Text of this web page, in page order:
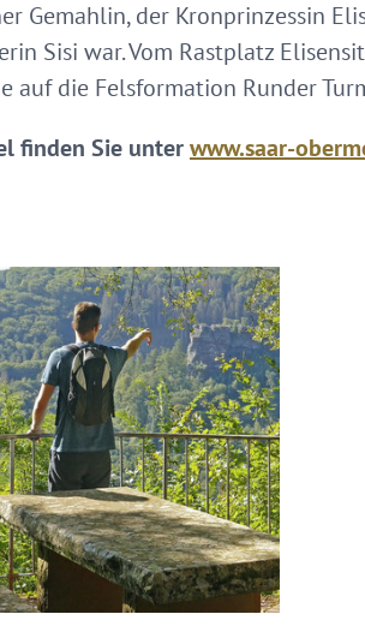
Gemahlin, der Kronprinzessin
Sisi war. Vom Rastplatz
die Felsformation Runder
finden Sie unterwww.saar-